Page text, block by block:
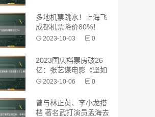
多地机票跳水！上海飞
成都机票降价80%！
2023-10-03 0
2023国庆档票房破26
亿：张艺谋电影《坚如
磐石》上
2023-10-06 0
曾与林正英、李小龙搭
档 著名武打演员孟海去